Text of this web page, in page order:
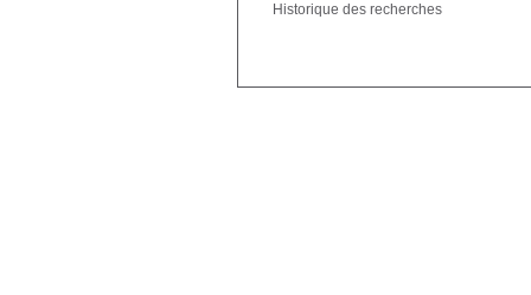
Historique des recherches